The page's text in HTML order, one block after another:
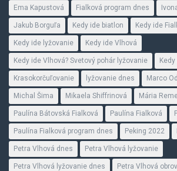
Ema Kapustová Fialková program dnes
Jakub Borguľa Kedy ide biatlon Kedy ide
Kedy ide lyžovanie Kedy ide Vlhová
Kedy ide Vlhová? Svetový pohár lyžovanie
Krasokorčuľovanie lyžovanie dnes Marco
Michal Šima Mikaela Shiffrinová Mária
Paulína Bátovská Fialková Paulína Fialková
Paulína Fialková program dnes Peking 2022
Petra Vlhová dnes Petra Vlhová lyžovanie
Petra Vlhová lyžovanie dnes Petra Vlhová